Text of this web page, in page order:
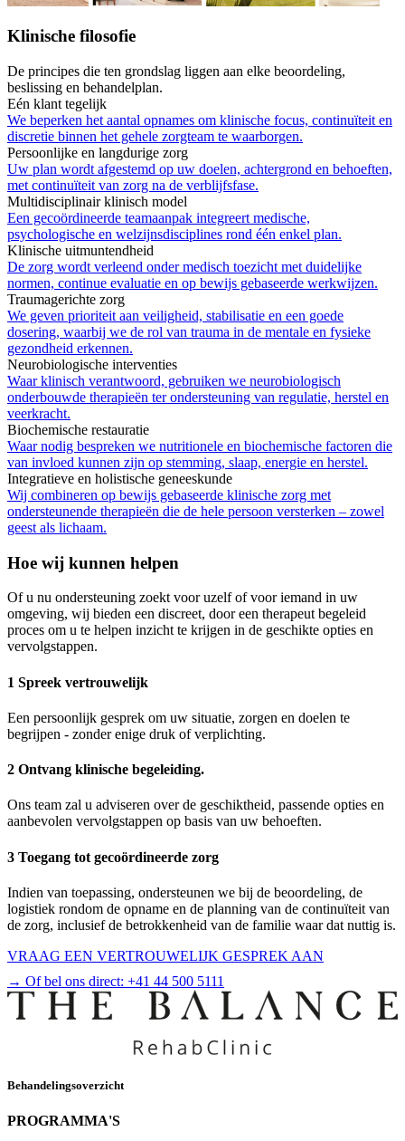
Klinische filosofie
De principes die ten grondslag liggen aan elke beoordeling,
beslissing en behandelplan.
Eén klant tegelijk
We beperken het aantal opnames om klinische focus, continuïteit en
discretie binnen het gehele zorgteam te waarborgen.
Persoonlijke en langdurige zorg
Uw plan wordt afgestemd op uw doelen, achtergrond en behoeften,
met continuïteit van zorg na de verblijfsfase.
Multidisciplinair klinisch model
Een gecoördineerde teamaanpak integreert medische,
psychologische en welzijnsdisciplines rond één enkel plan.
Klinische uitmuntendheid
De zorg wordt verleend onder medisch toezicht met duidelijke
normen, continue evaluatie en op bewijs gebaseerde werkwijzen.
Traumagerichte zorg
We geven prioriteit aan veiligheid, stabilisatie en een goede
dosering, waarbij we de rol van trauma in de mentale en fysieke
gezondheid erkennen.
Neurobiologische interventies
Waar klinisch verantwoord, gebruiken we neurobiologisch
onderbouwde therapieën ter ondersteuning van regulatie, herstel en
veerkracht.
Biochemische restauratie
Waar nodig bespreken we nutritionele en biochemische factoren die
van invloed kunnen zijn op stemming, slaap, energie en herstel.
Integratieve en holistische geneeskunde
Wij combineren op bewijs gebaseerde klinische zorg met
ondersteunende therapieën die de hele persoon versterken – zowel
geest als lichaam.
Hoe wij kunnen helpen
Of u nu ondersteuning zoekt voor uzelf of voor iemand in uw
omgeving, wij bieden een discreet, door een therapeut begeleid
proces om u te helpen inzicht te krijgen in de geschikte opties en
vervolgstappen.
1 Spreek vertrouwelijk
Een persoonlijk gesprek om uw situatie, zorgen en doelen te
begrijpen - zonder enige druk of verplichting.
2 Ontvang klinische begeleiding.
Ons team zal u adviseren over de geschiktheid, passende opties en
aanbevolen vervolgstappen op basis van uw behoeften.
3 Toegang tot gecoördineerde zorg
Indien van toepassing, ondersteunen we bij de beoordeling, de
logistiek rondom de opname en de planning van de continuïteit van
de zorg, inclusief de betrokkenheid van de familie waar dat nuttig is.
VRAAG EEN VERTROUWELIJK GESPREK AAN
→ Of bel ons direct: +41 44 500 5111
Behandelingsoverzicht
PROGRAMMA'S